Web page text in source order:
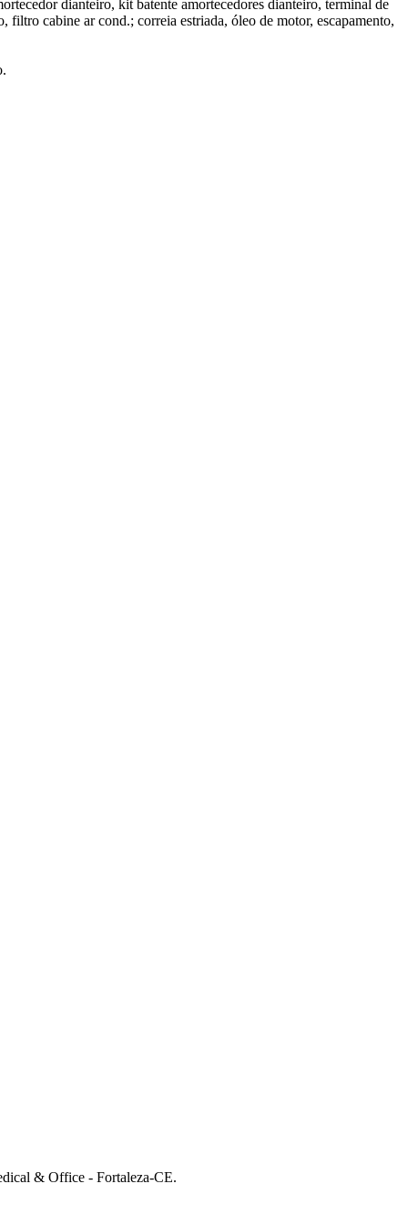
dianteiro, kit batente amortecedores dianteiro, terminal de
cabine ar cond.; correia estriada, óleo de motor, escapamento,
& Office - Fortaleza-CE.